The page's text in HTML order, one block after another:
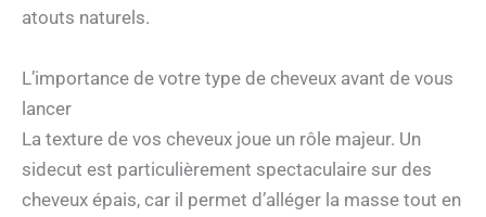
atouts naturels.
L’importance de votre type de cheveux avant de vous
lancer
La texture de vos cheveux joue un rôle majeur. Un
sidecut est particulièrement spectaculaire sur des
cheveux épais, car il permet d’alléger la masse tout en